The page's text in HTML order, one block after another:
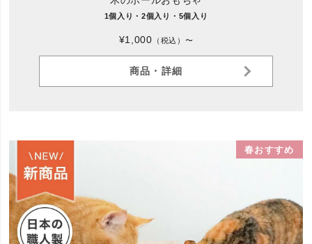
1個入り・2個入り・5個入り
¥1,000 （税込）〜
商品・詳細
春おすすめ